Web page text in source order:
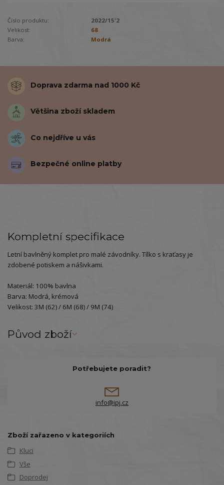
Číslo produktu:
2022/15'2
Velikost:
68
Barva:
Modrá
Doprava zdarma nad 1000 Kč
Většina zboží skladem
Co nejdříve u vás
Bezpečné online platby
Kompletní specifikace
Letní bavlněný komplet pro malé závodníky. Tílko s kraťasy je
zdobené potiskem a nášivkami.
Materiál: 100% bavlna
Barva: Modrá, krémová
Velikost: 3M (62) / 6M (68) / 9M (74)
Původ zboží
Potřebujete poradit?
info@ipj.cz
Zboží zařazeno v kategoriích
Kluci
Vše
Doprodej